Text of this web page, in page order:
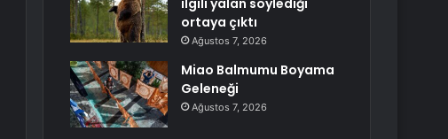
ilgili yalan söylediği
ortaya çıktı
Ağustos 7, 2026
Miao Balmumu Boyama
Geleneği
Ağustos 7, 2026